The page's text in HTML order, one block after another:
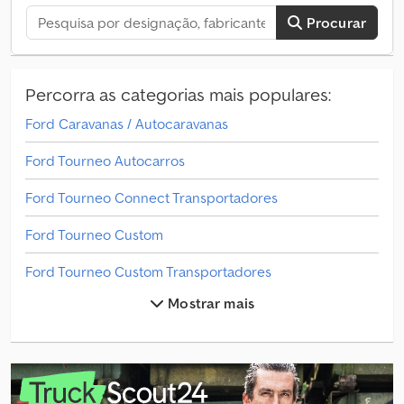
garantia além dos 12 meses. O preço não inclui despesas de
transferência de propriedade, mas a adesão ao financiamento
não é obrigatória. Contactos: Alessio Lorenzi – 3351474514 – e-
Procurar
Percorra as categorias mais populares:
Ford Caravanas / Autocaravanas
Ford Tourneo Autocarros
Ford Tourneo Connect Transportadores
Ford Tourneo Custom
Ford Tourneo Custom Transportadores
Ford Tourneo Transportadores
Ford Transit
Ford Transit 300
Mostrar mais